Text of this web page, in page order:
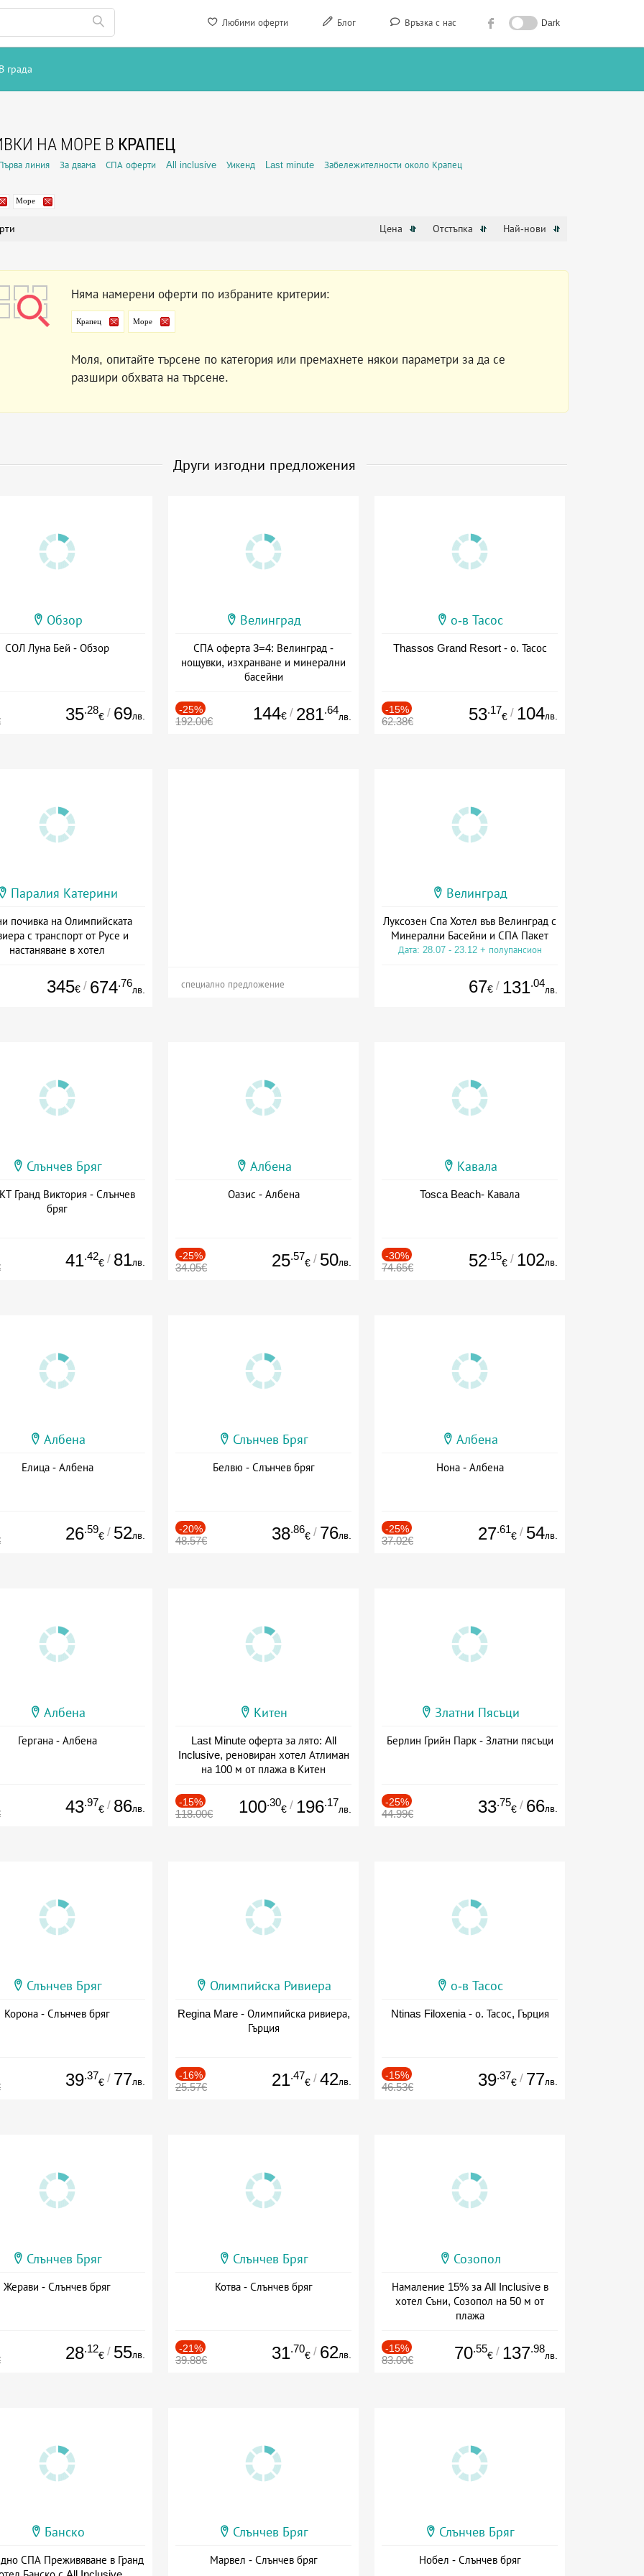
Любими оферти Блог Връзка с нас Dark
В града
НА МОРЕ В КРАПЕЦ
линия За двама СПА оферти All inclusive Уикенд Last minute Забележителности около Крапец
Море
Цена Отстъпка Най-нови
Няма намерени оферти по избраните критерии:
Крапец Море
Моля, опитайте търсене по категория или премахнете някои параметри за да се
разшири обхвата на търсене.
Други изгодни предложения
Обзор
СОЛ Луна Бей - Обзор
35.28
€ / 69лв.
Велинград
СПА оферта 3=4: Велинград -
нощувки, изхранване и минерални
басейни
-25%
192.00€ 144€ / 281.64
лв.
о-в Тасос
Thassos Grand Resort - о. Тасос
-15%
62.38€ 53.17
€ / 104лв.
Паралия Катерини
почивка на Олимпийската
с транспорт от Русе и
настаняване в хотел
345€ / 674.76
лв. специално предложение
Велинград
Луксозен Спа Хотел във Велинград с
Минерални Басейни и СПА Пакет
Дата: 28.07 - 23.12 + полупансион
67€ / 131.04
лв.
Слънчев Бряг
Гранд Виктория - Слънчев
бряг
41.42
€ / 81лв.
Албена
Оазис - Албена
-25%
34.05€ 25.57
€ / 50лв.
Кавала
Tosca Beach- Кавала
-30%
74.65€ 52.15
€ / 102лв.
Албена
Елица - Албена
26.59
€ / 52лв.
Слънчев Бряг
Белвю - Слънчев бряг
-20%
48.57€ 38.86
€ / 76лв.
Албена
Нона - Албена
-25%
37.02€ 27.61
€ / 54лв.
Албена
Гергана - Албена
43.97
€ / 86лв.
Китен
Last Minute оферта за лято: All
Inclusive, реновиран хотел Атлиман
на 100 м от плажа в Китен
-15%
118.00€ 100.30
€ / 196.17
лв.
Златни Пясъци
Берлин Грийн Парк - Златни пясъци
-25%
44.99€ 33.75
€ / 66лв.
Слънчев Бряг
Корона - Слънчев бряг
39.37
€ / 77лв.
Олимпийска Ривиера
Regina Mare - Олимпийска ривиера,
Гърция
-16%
25.57€ 21.47
€ / 42лв.
о-в Тасос
Ntinas Filoxenia - о. Тасос, Гърция
-15%
46.53€ 39.37
€ / 77лв.
Слънчев Бряг
Жерави - Слънчев бряг
28.12
€ / 55лв.
Слънчев Бряг
Котва - Слънчев бряг
-21%
39.88€ 31.70
€ / 62лв.
Созопол
Намаление 15% за All Inclusive в
хотел Съни, Созопол на 50 м от
плажа
-15%
83.00€ 70.55
€ / 137.98
лв.
Банско
СПА Преживяване в Гранд
Слънчев Бряг
Марвел - Слънчев бряг
Слънчев Бряг
Нобел - Слънчев бряг